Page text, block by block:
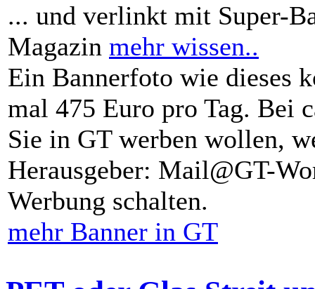
... und verlinkt mit Super-
Magazin mehr wissen..
Ein Bannerfoto wie dieses
mal 475 Euro pro Tag. Bei
Sie in GT werben wollen,
Herausgeber: Mail@GT-
Werbung schalten.
mehr Banner in GT